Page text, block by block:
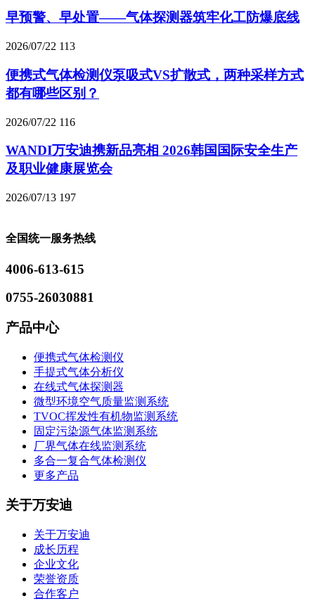
早预警、早处置——气体探测器筑牢化工防爆底线
2026/07/22 113
便携式气体检测仪泵吸式VS扩散式，两种采样方式
都有哪些区别？
2026/07/22 116
WANDI万安迪携新品亮相 2026韩国国际安全生产
及职业健康展览会
2026/07/13 197
全国统一服务热线
4006-613-615
0755-26030881
产品中心
便携式气体检测仪
手提式气体分析仪
在线式气体探测器
微型环境空气质量监测系统
TVOC挥发性有机物监测系统
固定污染源气体监测系统
厂界气体在线监测系统
多合一复合气体检测仪
更多产品
关于万安迪
关于万安迪
成长历程
企业文化
荣誉资质
合作客户